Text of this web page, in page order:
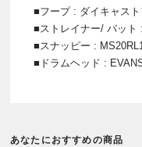
■フープ : ダイキャス
■ストレイナー/ バット
■スナッピー :
■ドラムヘッド :
あなたにおすすめの商品